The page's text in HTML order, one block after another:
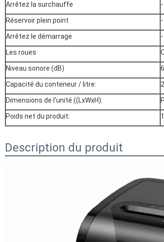
Arrêtez la surchauffe
Réservoir plein point
Arrêtez le démarrage
Les roues
Niveau sonore (dB)
Capacité du conteneur / litre:
Dimensions de l'unité ((LxWxH):
Poids net du produit:
Description du produit